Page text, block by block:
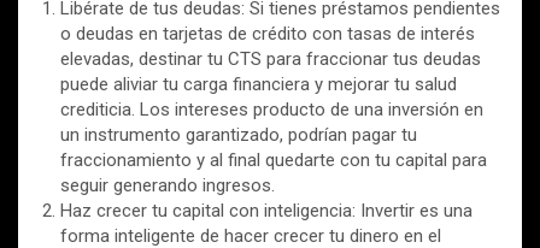
Libérate de tus deudas: Si tienes préstamos pendientes
o deudas en tarjetas de crédito con tasas de interés
elevadas, destinar tu CTS para fraccionar tus deudas
puede aliviar tu carga financiera y mejorar tu salud
crediticia. Los intereses producto de una inversión en
un instrumento garantizado, podrían pagar tu
fraccionamiento y al final quedarte con tu capital para
seguir generando ingresos.
Haz crecer tu capital con inteligencia: Invertir es una
forma inteligente de hacer crecer tu dinero en el